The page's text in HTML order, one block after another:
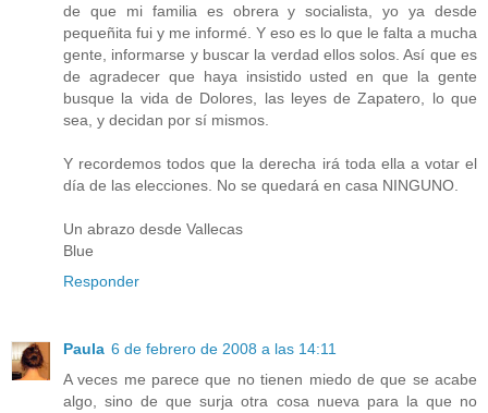
de que mi familia es obrera y socialista, yo ya desde
pequeñita fui y me informé. Y eso es lo que le falta a mucha
gente, informarse y buscar la verdad ellos solos. Así que es
de agradecer que haya insistido usted en que la gente
busque la vida de Dolores, las leyes de Zapatero, lo que
sea, y decidan por sí mismos.
Y recordemos todos que la derecha irá toda ella a votar el
día de las elecciones. No se quedará en casa NINGUNO.
Un abrazo desde Vallecas
Blue
Responder
Paula 6 de febrero de 2008 a las 14:11
A veces me parece que no tienen miedo de que se acabe
algo, sino de que surja otra cosa nueva para la que no